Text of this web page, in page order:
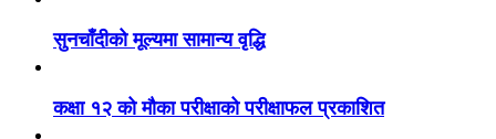
सुनचाँदीको मूल्यमा सामान्य वृद्धि
कक्षा १२ को मौका परीक्षाको परीक्षाफल प्रकाशित